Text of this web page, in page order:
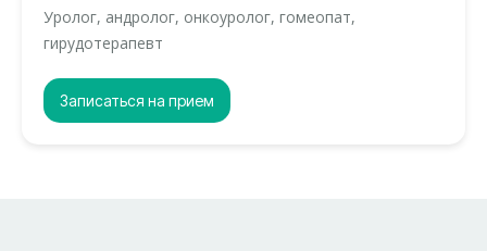
Уролог, андролог, онкоуролог, гомеопат,
гирудотерапевт
Записаться на прием